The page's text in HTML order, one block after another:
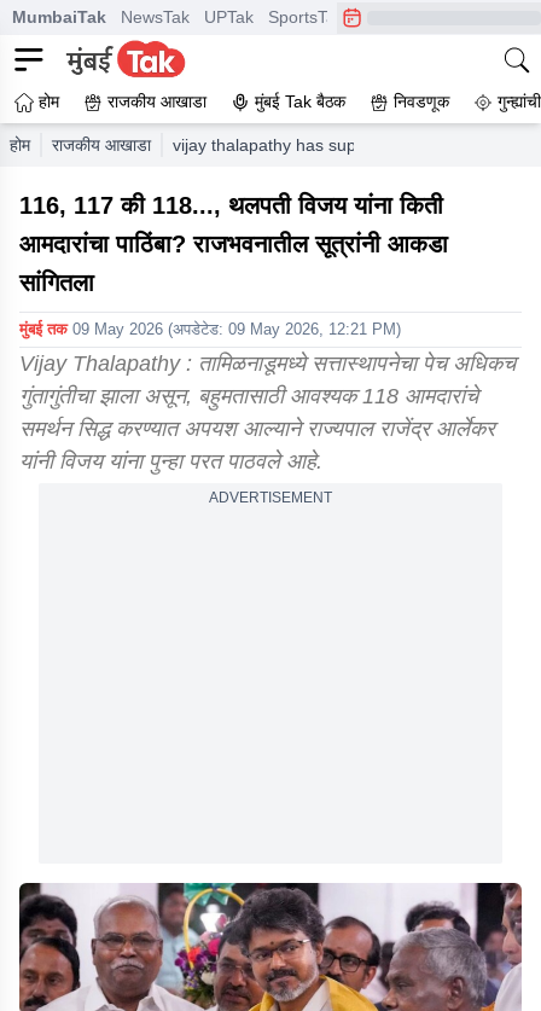
MumbaiTak NewsTak UPTak SportsTak CrimeTak
होम राजकीय आखाडा मुंबई Tak बैठक निवडणूक
होम राजकीय आखाडा vijay thalapathy has support of 116 117 or 118
116, 117 की 118..., थलपती विजय यांना किती
आमदारांचा पाठिंबा? राजभवनातील सूत्रांनी आकडा
सांगितला
मुंबई तक 09 May 2026 (अपडेटेड: 09 May 2026, 12:21 PM)
Vijay Thalapathy : तामिळनाडूमध्ये सत्तास्थापनेचा पेच अधिकच
गुंतागुंतीचा झाला असून, बहुमतासाठी आवश्यक 118 आमदारांचे
समर्थन सिद्ध करण्यात अपयश आल्याने राज्यपाल राजेंद्र आर्लेकर
यांनी विजय यांना पुन्हा परत पाठवले आहे.
ADVERTISEMENT